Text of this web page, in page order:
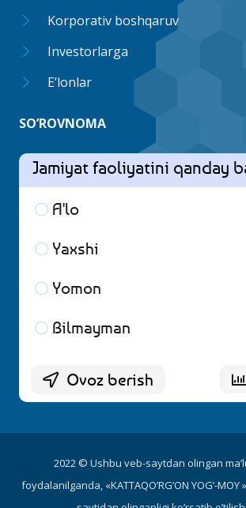
Korporativ boshqaruv
Investorlarga
E’lonlar
SO’ROVNOMA
Jamiyat faoliyatini qanday
A'lo
Yaxshi
Yomon
Bilmayman
2022 © Ushbu veb-saytdan olingan
foydalanilganda, «KATTAQO’RG’ON YOG’-